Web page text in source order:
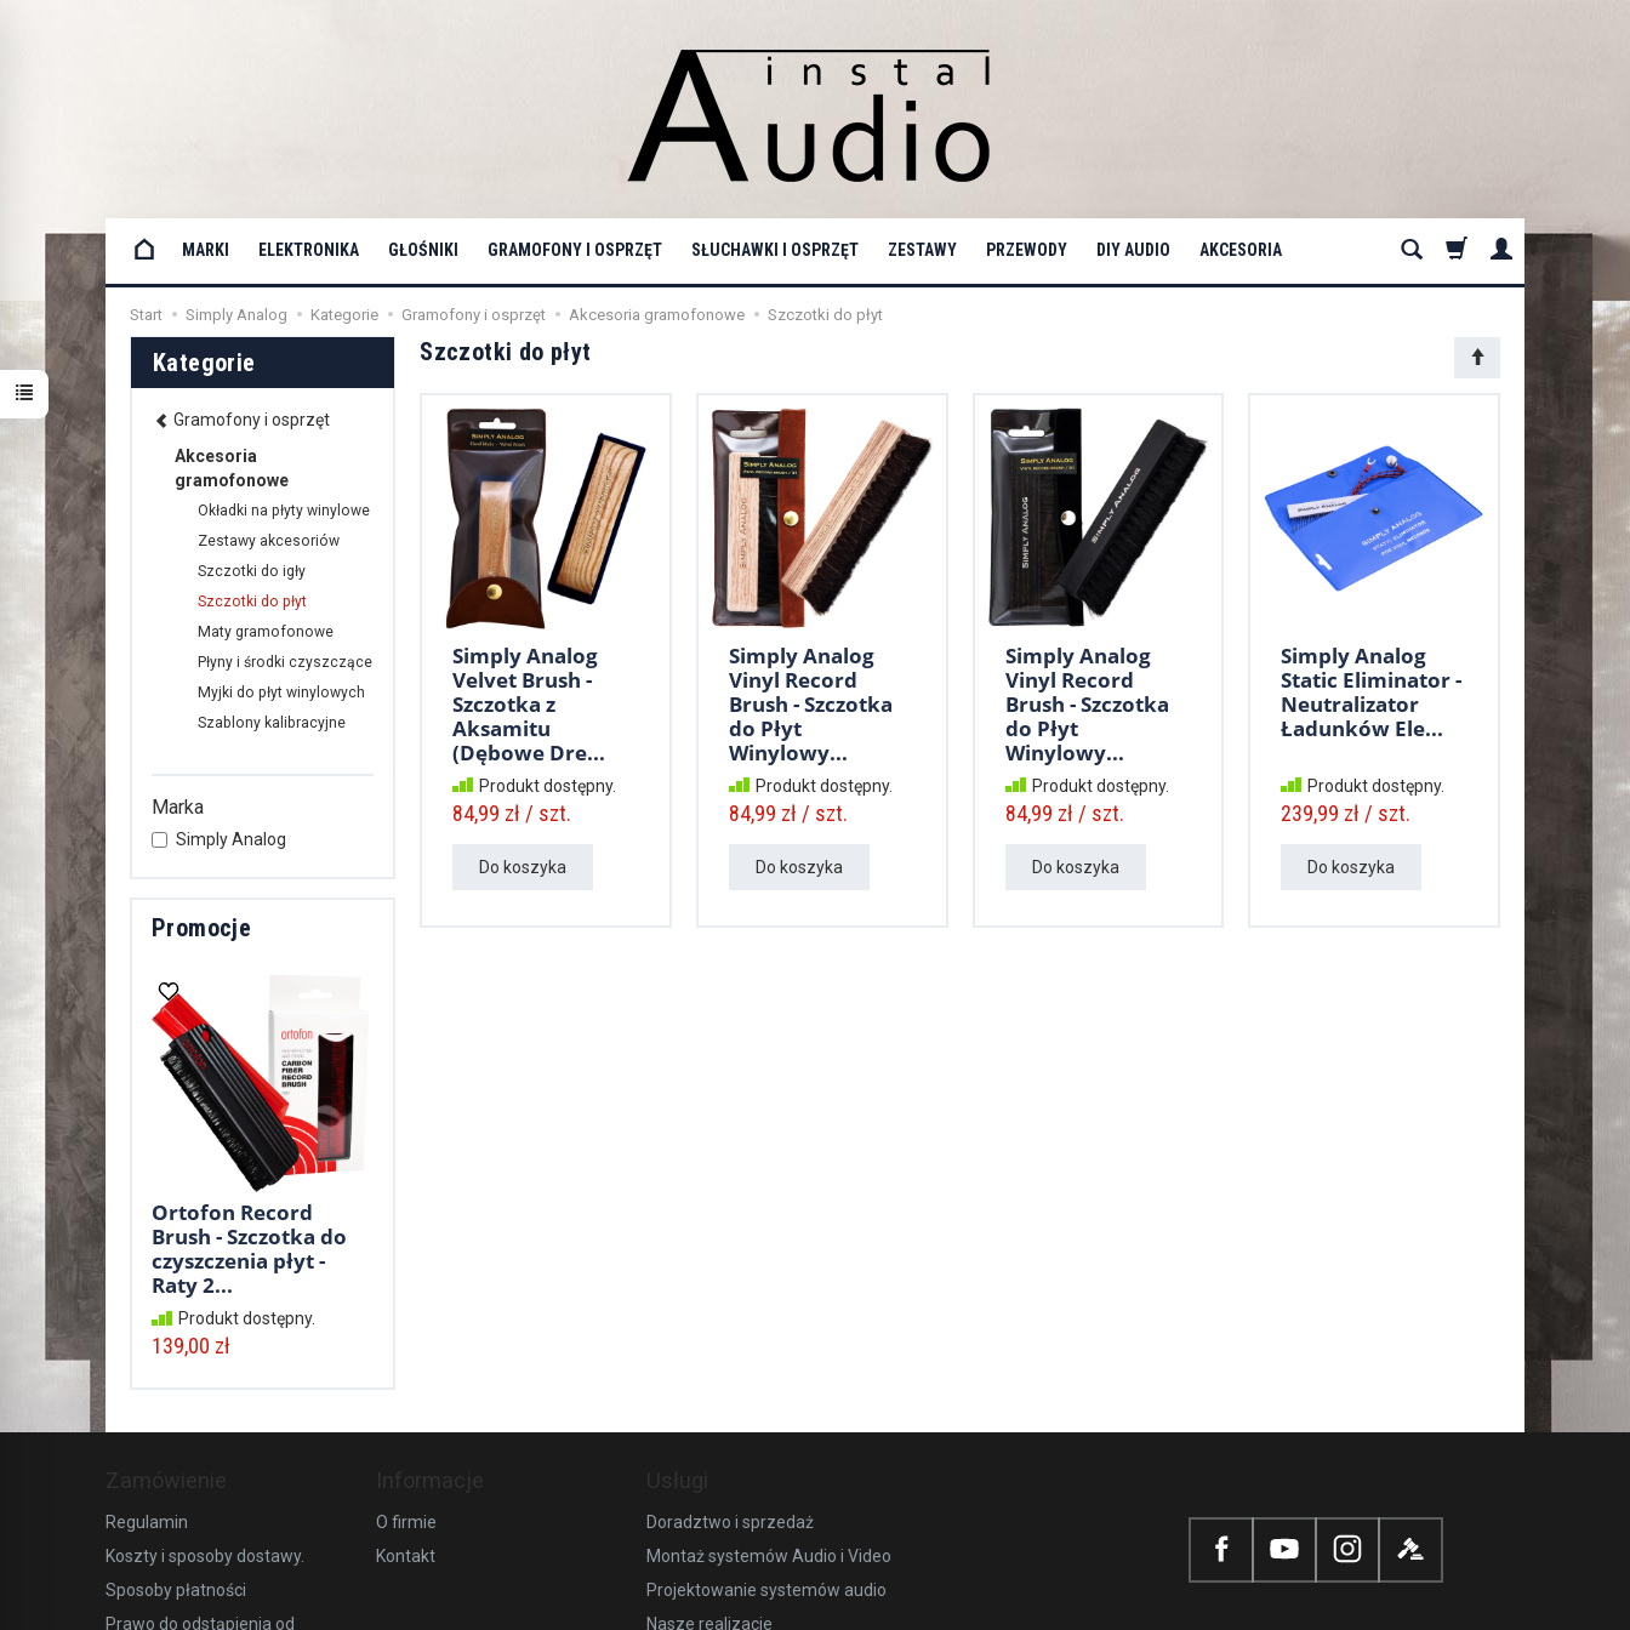
MARKI ELEKTRONIKA GŁOŚNIKI GRAMOFONY I OSPRZĘT SŁUCHAWKI I OSPRZĘT ZESTAWY PRZEWODY DIY AUDIO AKCESORIA
Start Simply Analog Kategorie Gramofony i osprzęt Akcesoria gramofonowe Szczotki do płyt
Szczotki do płyt
Simply Analog
Velvet Brush -
Szczotka z
Aksamitu
(Dębowe Dre...
Produkt dostępny.
84,99 zł / szt.
Do koszyka
Simply Analog
Vinyl Record
Brush - Szczotka
do Płyt
Winylowy...
Produkt dostępny.
84,99 zł / szt.
Do koszyka
Simply Analog
Vinyl Record
Brush - Szczotka
do Płyt
Winylowy...
Produkt dostępny.
84,99 zł / szt.
Do koszyka
Simply Analog
Static Eliminator -
Neutralizator
Ładunków Ele...
Produkt dostępny.
239,99 zł / szt.
Do koszyka
Kategorie
Gramofony i osprzęt
Akcesoria
gramofonowe
Okładki na płyty winylowe
Zestawy akcesoriów
Szczotki do igły
Szczotki do płyt
Maty gramofonowe
Płyny i środki czyszczące
Myjki do płyt winylowych
Szablony kalibracyjne
Marka
Simply Analog
Promocje
Ortofon Record
Brush - Szczotka do
czyszczenia płyt -
Raty 2...
Produkt dostępny.
139,00 zł
Regulamin
Koszty i sposoby dostawy.
Sposoby płatności
Prawo do odstąpienia od
O firmie
Kontakt
Doradztwo i sprzedaż
Montaż systemów Audio i Video
Projektowanie systemów audio
Nasze realizacje